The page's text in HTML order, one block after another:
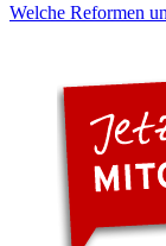
Welche Reformen